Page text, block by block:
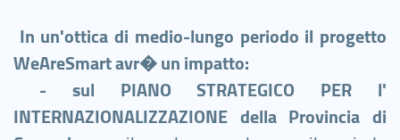
In un'ottica di medio-lungo periodo il progetto
WeAreSmart avr� un impatto:
- sul PIANO STRATEGICO PER l'
INTERNAZIONALIZZAZIONE della Provincia di